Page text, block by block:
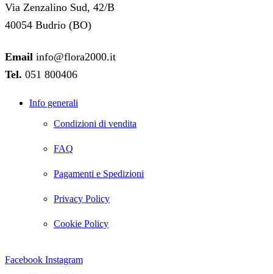
Via Zenzalino Sud, 42/B
40054 Budrio (BO)
Email info@flora2000.it
Tel. 051 800406
Info generali
Condizioni di vendita
FAQ
Pagamenti e Spedizioni
Privacy Policy
Cookie Policy
Facebook Instagram